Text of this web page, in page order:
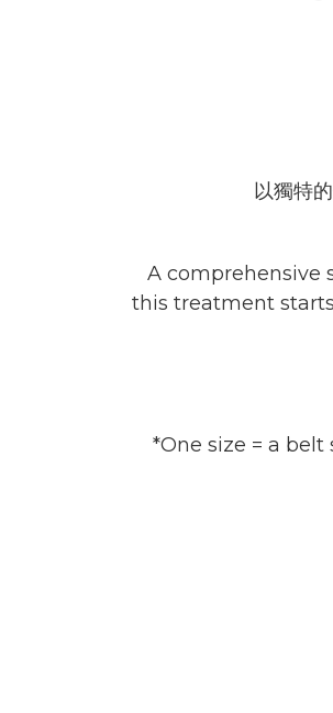
以獨特
A comprehensive
this treatment
*One size = a belt